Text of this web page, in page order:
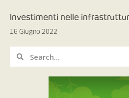
Investimenti nelle
16 Giugno 2022